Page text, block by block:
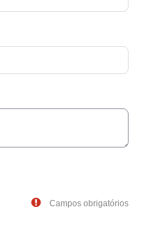
Campos obrigatórios